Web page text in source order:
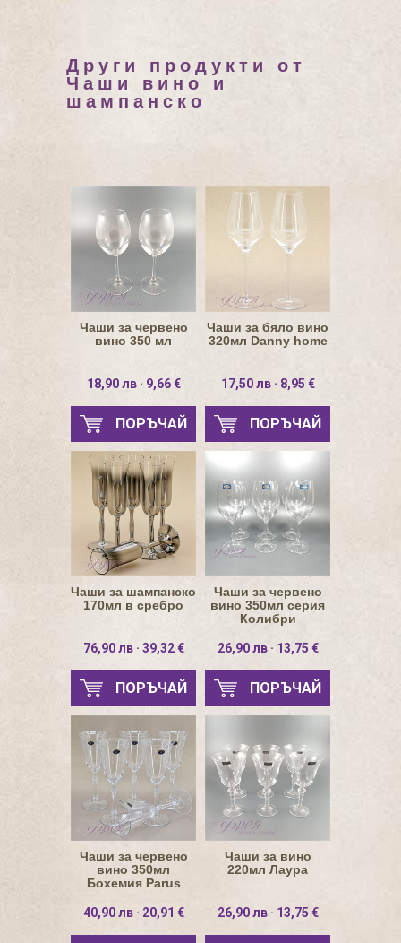
Други продукти от
Чаши вино и
шампанско
Чаши за червено
вино 350 мл
18,90 лв · 9,66 €
ПОРЪЧАЙ
Чаши за бяло вино
320мл Danny home
17,50 лв · 8,95 €
ПОРЪЧАЙ
Чаши за шампанско
170мл в сребро
76,90 лв · 39,32 €
ПОРЪЧАЙ
Чаши за червено
вино 350мл серия
Колибри
26,90 лв · 13,75 €
ПОРЪЧАЙ
Чаши за червено
вино 350мл
Бохемия Parus
40,90 лв · 20,91 €
Чаши за вино
220мл Лаура
26,90 лв · 13,75 €